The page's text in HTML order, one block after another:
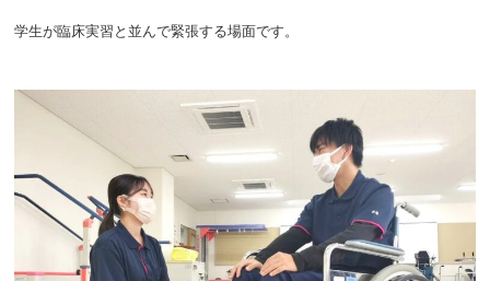
学生が臨床実習と並んで緊張する場面です。